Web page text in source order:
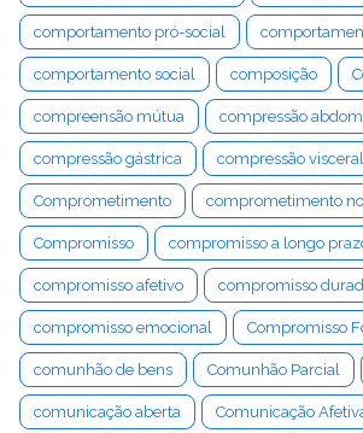
comportamento pró-social
comportamento social composição
compreensão mútua compressão
compressão gástrica compressão visceral
Comprometimento comprometimento
Compromisso compromisso a longo
compromisso afetivo compromisso
compromisso emocional Compromisso
comunhão de bens Comunhão Parcial
comunicação aberta Comunicação